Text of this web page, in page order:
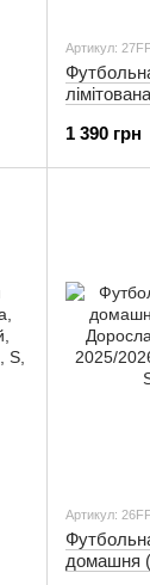
Артикул:
1 390 грн
Артикул:
домашня